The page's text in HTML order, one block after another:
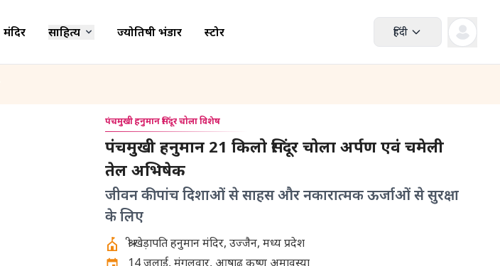
मंदिर साहित्य ज्योतिषी भंडार स्टोर हिंदी
पंचमुखी हनुमान सिंदूर चोला विशेष
पंचमुखी हनुमान 21 किलो सिंदूर चोला अर्पण एवं चमेली
तेल अभिषेक
जीवन की पांच दिशाओं से साहस और नकारात्मक ऊर्जाओं से सुरक्षा
के लिए
श्री खेड़ापति हनुमान मंदिर, उज्जैन, मध्य प्रदेश
14 जुलाई, मंगलवार, आषाढ़ कृष्ण अमावस्या